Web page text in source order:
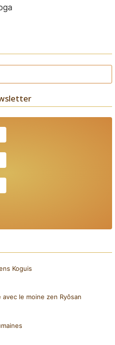
Koguis
le moine zen Ryôsan